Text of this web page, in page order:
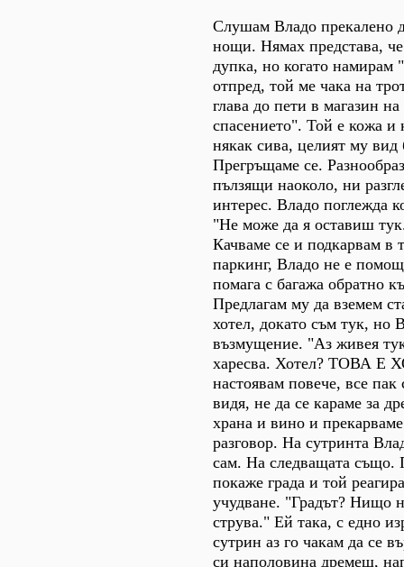
Слушам Владо прекалено
нощи. Нямах представа,
дупка, но когато намирам
отпред, той ме чака на
глава до пети в магазин
спасението". Той е кожа и
някак сива, целият му вид
Прегръщаме се.
пълзящи наоколо, ни
интерес. Владо поглежда
"Не може да я оставиш
Качваме се и подкарвам в
паркинг, Владо не е
помага с багажа обратно
Предлагам му да вземем
хотел, докато съм тук, но
възмущение. "Аз живея
харесва. Хотел? ТОВА Е
настоявам повече, все
видя, не да се караме за
храна и вино и
разговор. На сутринта
сам. На следващата също.
покаже града и той
учудване. "Градът? Нищо
струва." Ей така, с едно
сутрин аз го чакам да се
си наполовина дремещ,